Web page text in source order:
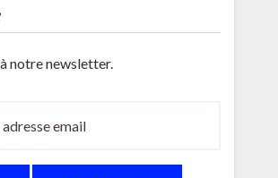
notre newsletter.